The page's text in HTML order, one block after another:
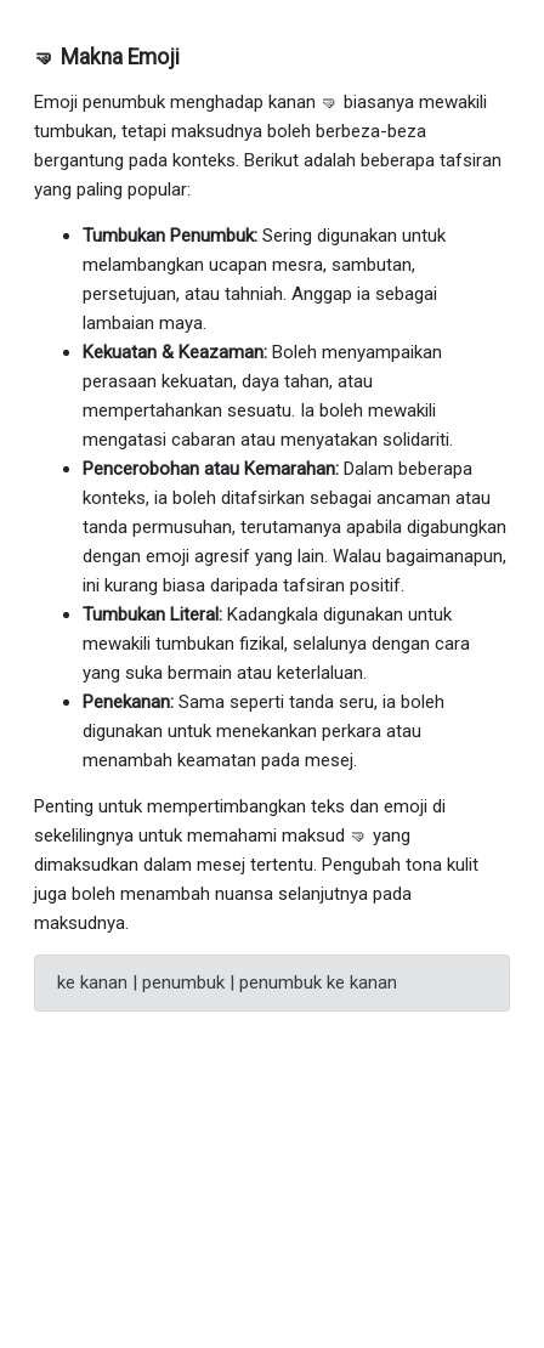
🤜 Makna Emoji
Emoji penumbuk menghadap kanan 🤜 biasanya mewakili
tumbukan, tetapi maksudnya boleh berbeza-beza
bergantung pada konteks. Berikut adalah beberapa tafsiran
yang paling popular:
Tumbukan Penumbuk: Sering digunakan untuk
melambangkan ucapan mesra, sambutan,
persetujuan, atau tahniah. Anggap ia sebagai
lambaian maya.
Kekuatan & Keazaman: Boleh menyampaikan
perasaan kekuatan, daya tahan, atau
mempertahankan sesuatu. Ia boleh mewakili
mengatasi cabaran atau menyatakan solidariti.
Pencerobohan atau Kemarahan: Dalam beberapa
konteks, ia boleh ditafsirkan sebagai ancaman atau
tanda permusuhan, terutamanya apabila digabungkan
dengan emoji agresif yang lain. Walau bagaimanapun,
ini kurang biasa daripada tafsiran positif.
Tumbukan Literal: Kadangkala digunakan untuk
mewakili tumbukan fizikal, selalunya dengan cara
yang suka bermain atau keterlaluan.
Penekanan: Sama seperti tanda seru, ia boleh
digunakan untuk menekankan perkara atau
menambah keamatan pada mesej.
Penting untuk mempertimbangkan teks dan emoji di
sekelilingnya untuk memahami maksud 🤜 yang
dimaksudkan dalam mesej tertentu. Pengubah tona kulit
juga boleh menambah nuansa selanjutnya pada
maksudnya.
ke kanan | penumbuk | penumbuk ke kanan